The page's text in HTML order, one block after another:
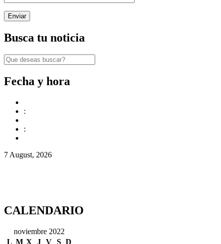
Busca tu noticia
Fecha y hora
:
:
7 August, 2026
CALENDARIO
noviembre 2022
L M X J V S D